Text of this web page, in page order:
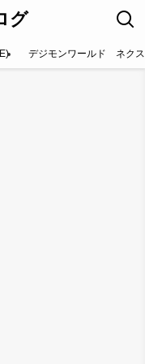
グ
デジモンワールド ネク